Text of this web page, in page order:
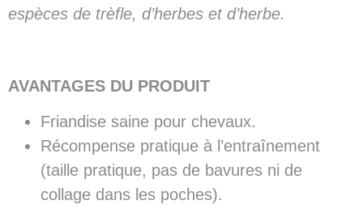
espèces de trèfle, d’herbes et d’herbe.
AVANTAGES DU PRODUIT
Friandise saine pour chevaux.
Récompense pratique à l’entraînement
(taille pratique, pas de bavures ni de
collage dans les poches).